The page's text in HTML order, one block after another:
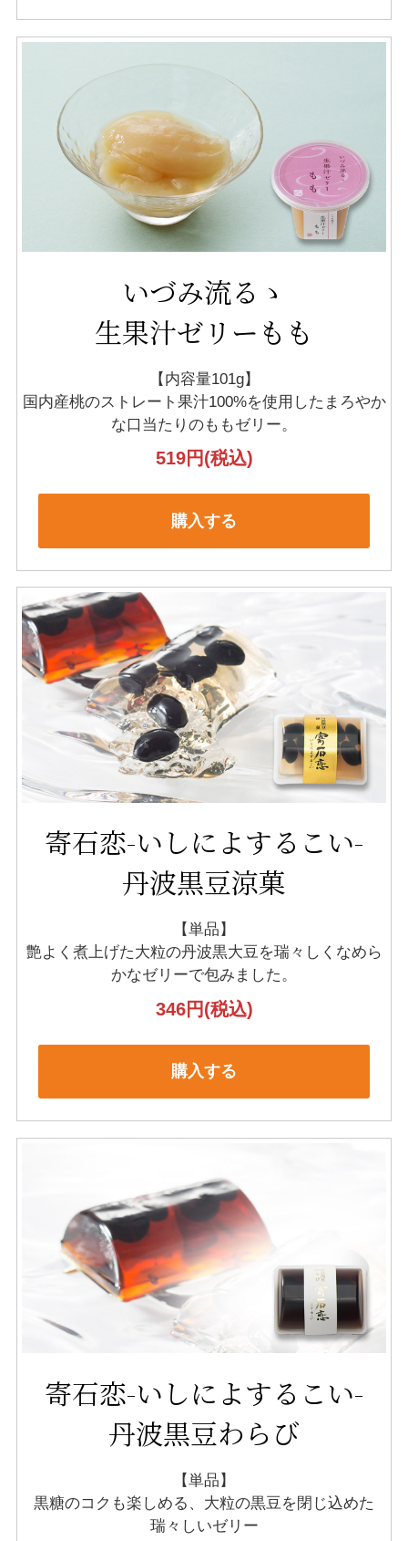
いづみ流るゝ
生果汁ゼリーもも
【内容量101g】
国内産桃のストレート果汁100%を使用した まろやか
な口当たりのももゼリー。
519円(税込)
購入する
寄石恋-いしによするこい-
丹波黒豆涼菓
【単品】
艶よく煮上げた大粒の丹波黒大豆を瑞々しくなめら
かなゼリーで包みました。
346円(税込)
購入する
寄石恋-いしによするこい-
丹波黒豆わらび
【単品】
黒糖のコクも楽しめる、 大粒の黒豆を閉じ込めた
瑞々しいゼリー